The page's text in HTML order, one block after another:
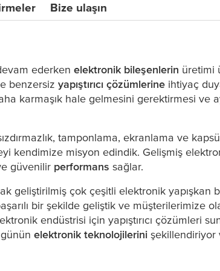
Bize ulaşın
ederken elektronik bileşenlerin üretimi
benzersiz yapıştırıcı çözümlerine ihtiyaç
karmaşık hale gelmesini gerektirmesi ve
tamponlama, ekranlama ve
kendimize misyon edindik. Gelişmiş
güvenilir performans sağlar.
geliştirilmiş çok çeşitli elektronik yapışkan
bir şekilde geliştik ve müşterilerimize
endüstrisi için yapıştırıcı çözümleri
elektronik teknolojilerini şekillendiriyor